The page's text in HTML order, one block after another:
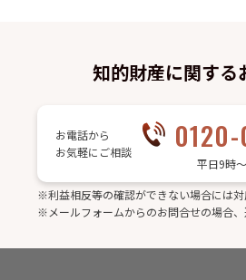
知的財産に関する
お電話から
お気軽にご相談
平日9時
※利益相反等の確認ができない場合には
※メールフォームからのお問合せの場合